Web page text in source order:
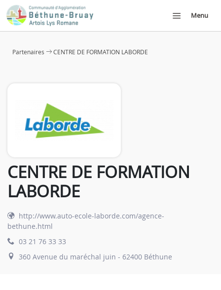
Menu
Partenaires CENTRE DE FORMATION LABORDE
CENTRE DE FORMATION
LABORDE
http://www.auto-ecole-laborde.com/agence-
bethune.html
03 21 76 33 33
360 Avenue du maréchal juin - 62400 Béthune